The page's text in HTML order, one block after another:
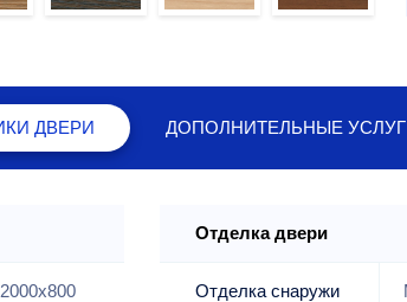
ДВЕРИ ДОПОЛНИТЕЛЬНЫЕ
Отделка двери
Отделка снаружи